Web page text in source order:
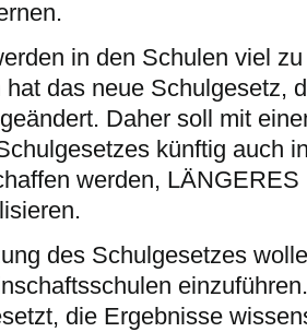
in den Schulen viel
hat das neue Schulgesetz,
Daher soll mit
künftig auch
werden,
des Schulgesetzes
die Ergebnisse